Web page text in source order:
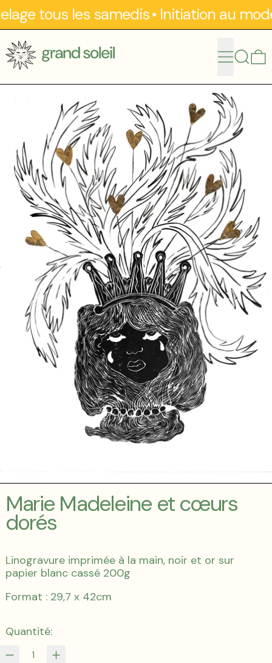
tous les samedis•Initiation au
menu
Marie Madeleine et cœurs
dorés
Linogravure imprimée à la main, noir et or sur
papier blanc cassé 200g
Format : 29,7 x 42cm
Quantité: